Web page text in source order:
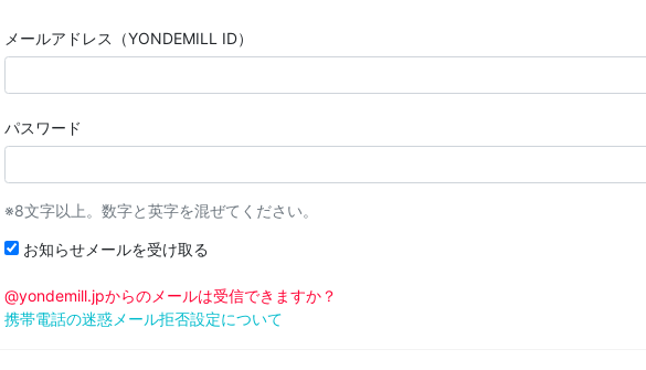
メールアドレス（YONDEMILL ID）
パスワード
※8文字以上。数字と英字を混ぜてください。
お知らせメールを受け取る
@yondemill.jpからのメールは受信できますか？
携帯電話の迷惑メール拒否設定について